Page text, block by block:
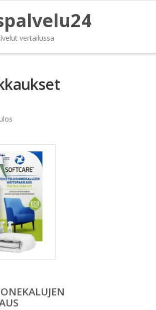
vertailussa